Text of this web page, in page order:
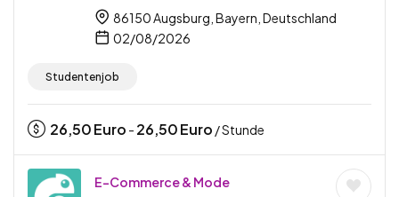
86150 Augsburg, Bayern, Deutschland
02/08/2026
Studentenjob
26,50Euro - 26,50Euro / Stunde
E-Commerce & Mode